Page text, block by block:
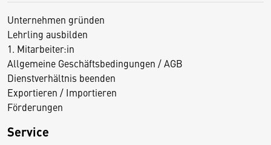
Unternehmen gründen
Lehrling ausbilden
1. Mitarbeiter:in
Allgemeine Geschäftsbedingungen / AGB
Dienstverhältnis beenden
Exportieren / Importieren
Förderungen
Service